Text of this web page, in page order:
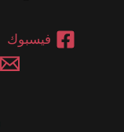
فيسبوك